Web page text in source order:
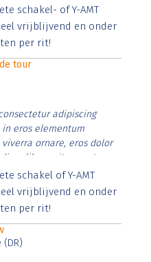
id rutrum lorem
tristique posuere.
schakel- of Y-AMT
vrijblijvend en onder
per rit!
tour
adipiscing
eros elementum
ornare, eros dolor
libero vitae erat.
id rutrum lorem
tristique posuere.
schakel of Y-AMT
vrijblijvend en onder
per rit!
(DR)